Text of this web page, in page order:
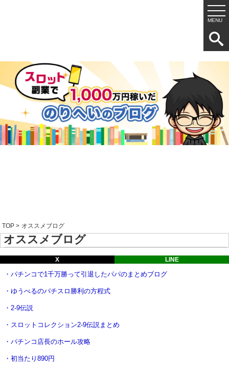
TOP > オススメブログ
オススメブログ
X LINE
・パチンコで1千万勝って引退したパパのまとめブログ
・ゆうべるのパチスロ勝利の方程式
・2-9伝説
・スロットコレクション2-9伝説まとめ
・パチンコ店長のホール攻略
・初当たり890円